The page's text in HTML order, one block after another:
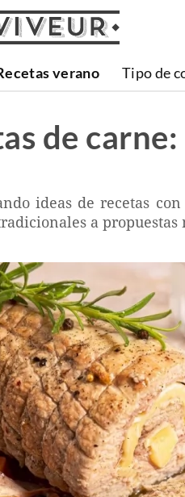
verano Tipo de
de
ideas de recetas
a